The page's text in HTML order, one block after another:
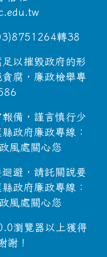
轉38
以摧毀政府的形
腐，廉政檢舉專
備，謹言慎行少
政府廉政專線：
風處關心您
避，請託關說要
政府廉政專線：
風處關心您
瀏覽器以上獲得
謝！